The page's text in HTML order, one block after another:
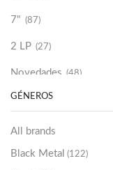
7" (87)
2 LP (27)
Novedades (48)
Vinilako (34)
Sold Out
GÉNEROS
All brands
Black Metal (122)